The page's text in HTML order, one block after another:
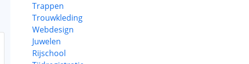
Trappen
Trouwkleding
Webdesign
Juwelen
Rijschool